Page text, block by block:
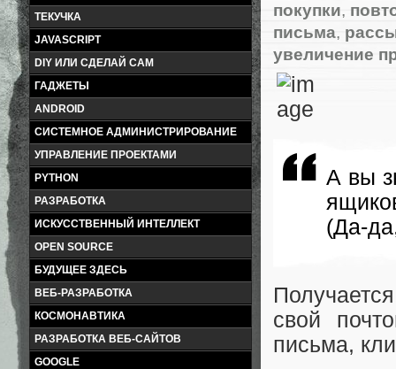
ТЕКУЧКА
JAVASCRIPT
DIY ИЛИ СДЕЛАЙ САМ
ГАДЖЕТЫ
ANDROID
СИСТЕМНОЕ АДМИНИСТРИРОВАНИЕ
УПРАВЛЕНИЕ ПРОЕКТАМИ
PYTHON
РАЗРАБОТКА
ИСКУССТВЕННЫЙ ИНТЕЛЛЕКТ
OPEN SOURCE
БУДУЩЕЕ ЗДЕСЬ
ВЕБ-РАЗРАБОТКА
КОСМОНАВТИКА
РАЗРАБОТКА ВЕБ-САЙТОВ
GOOGLE
покупки,
письма,
увеличение
А вы
(Да-
свой
письма,